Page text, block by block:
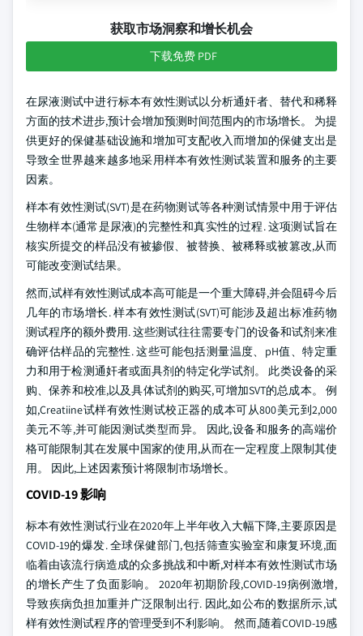
获取市场洞察和增长机会
下载免费 PDF
在尿液测试中进行标本有效性测试以分析通奸者、替代和稀释
方面的技术进步,预计会增加预测时间范围内的市场增长。 为提
供更好的保健基础设施和增加可支配收入而增加的保健支出是
导致全世界越来越多地采用样本有效性测试装置和服务的主要
因素。
样本有效性测试(SVT)是在药物测试等各种测试情景中用于评估
生物样本(通常是尿液)的完整性和真实性的过程. 这项测试旨在
核实所提交的样品没有被掺假、被替换、被稀释或被篡改,从而
可能改变测试结果。
然而,试样有效性测试成本高可能是一个重大障碍,并会阻碍今后
几年的市场增长. 样本有效性测试(SVT)可能涉及超出标准药物
测试程序的额外费用. 这些测试往往需要专门的设备和试剂来准
确评估样品的完整性. 这些可能包括测量温度、pH值、特定重
力和用于检测通奸者或面具剂的特定化学试剂。 此类设备的采
购、保养和校准,以及具体试剂的购买,可增加SVT的总成本。 例
如,Creatiine试样有效性测试校正器的成本可从800美元到2,000
美元不等,并可能因测试类型而异。 因此,设备和服务的高端价
格可能限制其在发展中国家的使用,从而在一定程度上限制其使
用。 因此,上述因素预计将限制市场增长。
COVID-19 影响
标本有效性测试行业在2020年上半年收入大幅下降,主要原因是
COVID-19的爆发. 全球保健部门,包括筛查实验室和康复环境,面
临着由该流行病造成的众多挑战和中断,对样本有效性测试市场
的增长产生了负面影响。 2020年初期阶段,COVID-19病例激增,
导致疾病负担加重并广泛限制出行. 因此,如公布的数据所示,试
样有效性测试程序的管理受到不利影响。 然而,随着COVID-19感